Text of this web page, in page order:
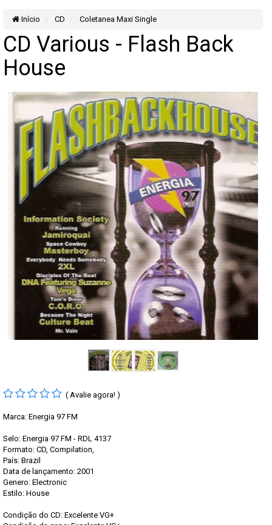
Início CD Coletanea Maxi Single
CD Various - Flash Back
House
( Avalie agora! )
Marca: Energia 97 FM
Selo: Energia 97 FM - RDL 4137
Formato: CD, Compilation,
País: Brazil
Data de lançamento: 2001
Genero: Electronic
Estilo: House
Condição do CD: Excelente VG+